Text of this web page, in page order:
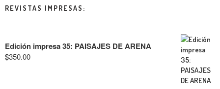
REVISTAS IMPRESAS:
Edición impresa 35: PAISAJES DE ARENA
$350.00